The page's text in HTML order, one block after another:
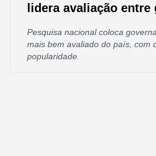
lidera avaliação
Pesquisa nacional coloca
mais bem avaliado do país, com
popularidade.